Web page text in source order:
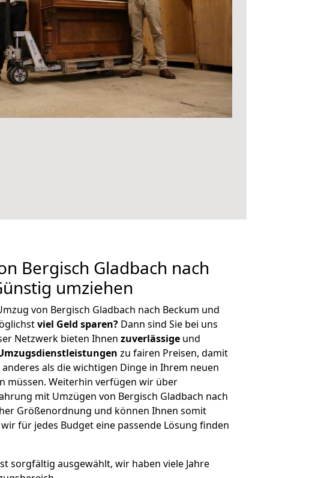
Bergisch Gladbach nach
umziehen
von Bergisch Gladbach nach Beckum und
viel Geld sparen? Dann sind Sie bei uns
Netzwerk bieten Ihnen zuverlässige und
zu fairen Preisen, damit
als die wichtigen Dinge in Ihrem neuen
müssen. Weiterhin verfügen wir über
mit Umzügen von Bergisch Gladbach nach
Größenordnung und können Ihnen somit
für jedes Budget eine passende Lösung finden
sorgfältig ausgewählt, wir haben viele Jahre